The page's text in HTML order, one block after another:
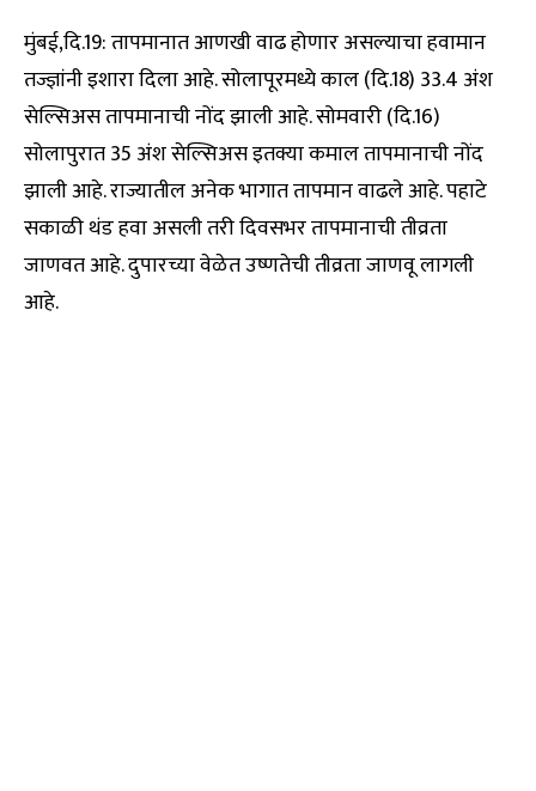
मुंबई,दि.19: तापमानात आणखी वाढ होणार असल्याचा हवामान
तज्ज्ञांनी इशारा दिला आहे. सोलापूरमध्ये काल (दि.18) 33.4 अंश
सेल्सिअस तापमानाची नोंद झाली आहे. सोमवारी (दि.16)
सोलापुरात 35 अंश सेल्सिअस इतक्या कमाल तापमानाची नोंद
झाली आहे. राज्यातील अनेक भागात तापमान वाढले आहे. पहाटे
सकाळी थंड हवा असली तरी दिवसभर तापमानाची तीव्रता
जाणवत आहे. दुपारच्या वेळेत उष्णतेची तीव्रता जाणवू लागली
आहे.